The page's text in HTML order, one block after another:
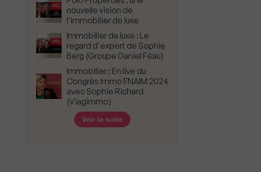
nouvelle vision de
l’immobilier de luxe
Immobilier de luxe : Le
regard d'expert de Sophie
Berg (Groupe Daniel Féau)
Immobilier : En live du
Congrès Immo FNAIM 2024
avec Sophie Richard
(Viagimmo)
Voir la suite